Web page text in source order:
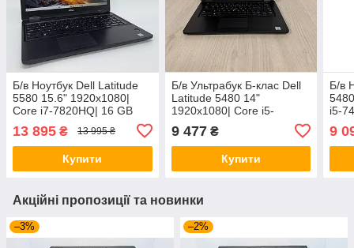
Б/в Ноутбук Dell Latitude
5580 15.6" 1920x1080|
Core i7-7820HQ| 16 GB
GeForce 940MX 2GB
13 895 ₴ 13 995 ₴
Купити
Б/в Ультрабук Б-клас Dell
Latitude 5480 14"
1920x1080| Core i5-
7440HQ| 8 GB RAM| 128
GB SSD| HD 630
9 477₴
Купити
Б/в
i5-
9
Акційні пропозиції та новинки
–3% –2%